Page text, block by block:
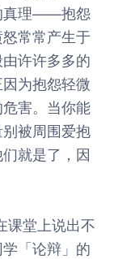
真理——抱怨
常常产生于
许许多多的
为抱怨轻微
害。当你能
被周围爱抱
就是了，因
课堂上说出不
「论辩」的